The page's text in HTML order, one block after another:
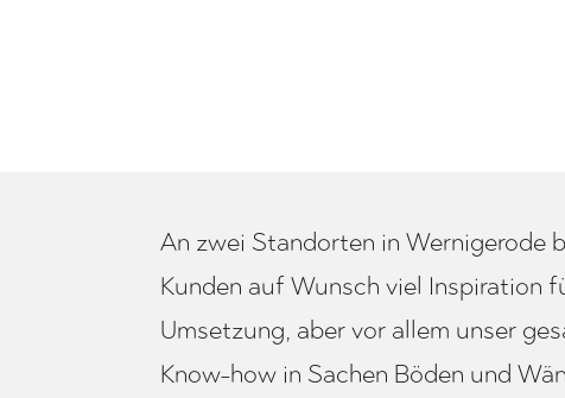
An zwei Standorten in Wernigerode
Kunden auf Wunsch viel Inspiration
Umsetzung, aber vor allem unser
Know-how in Sachen Böden und